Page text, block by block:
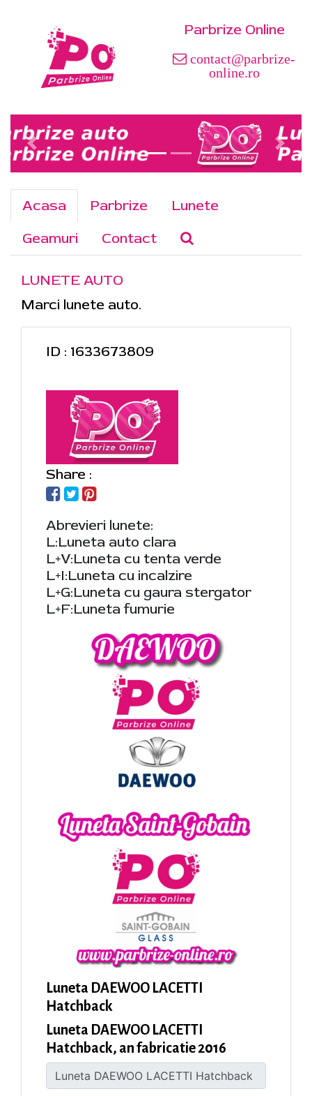
Parbrize Online
contact@parbrize-
online.ro
Acasa Parbrize
Lunete
Geamuri
Contact
LUNETE AUTO
Marci lunete auto.
ID : 1633673809
Share :
Abrevieri lunete:
L:Luneta auto clara
L+V:Luneta cu tenta verde
L+I:Luneta cu incalzire
L+G:Luneta cu gaura stergator
L+F:Luneta fumurie
Luneta DAEWOO LACETTI
Hatchback
Luneta DAEWOO LACETTI
Hatchback, an fabricatie 2016